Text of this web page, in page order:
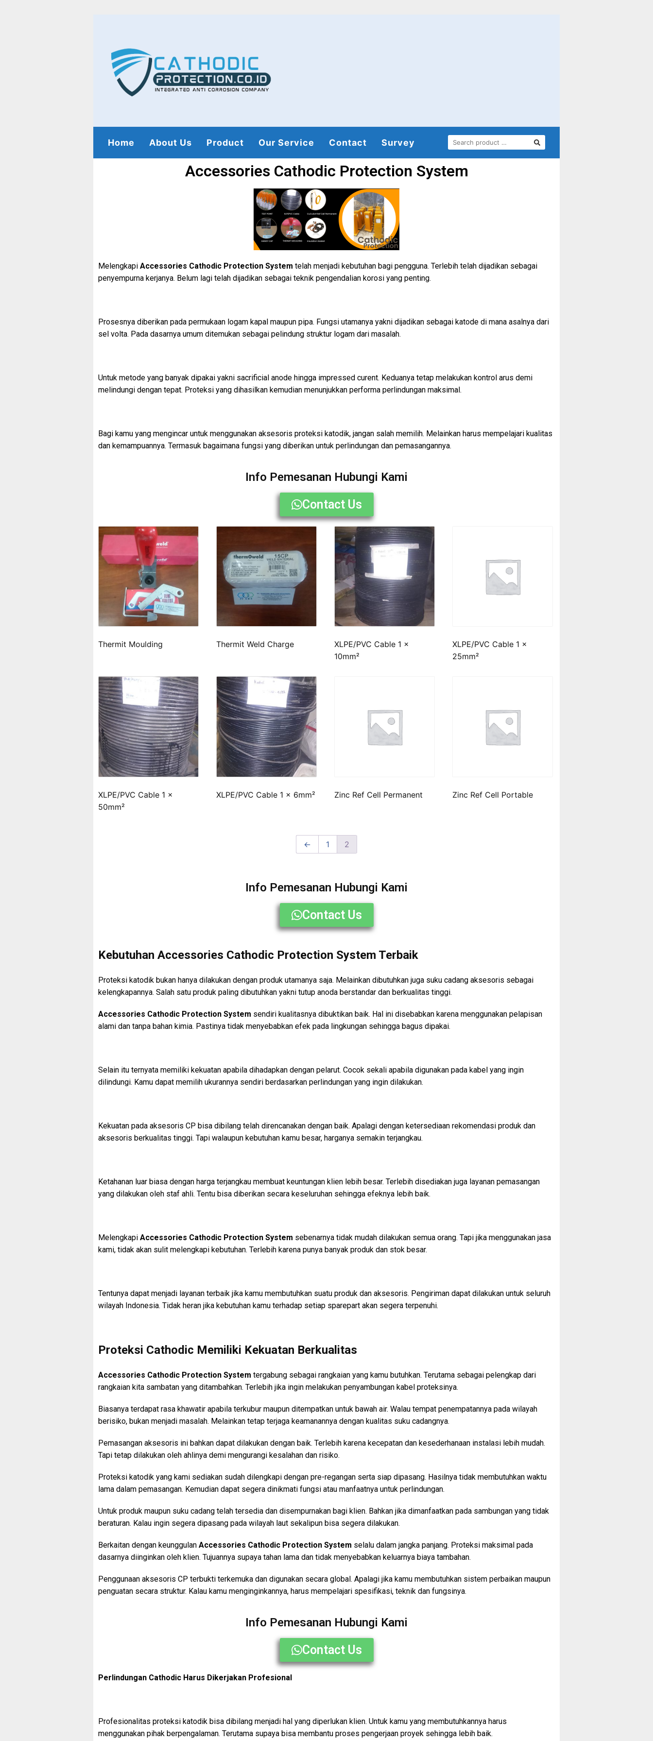
Home About Us Product Our Service Contact Survey
Accessories Cathodic Protection System
Melengkapi Accessories Cathodic Protection System telah menjadi kebutuhan bagi pengguna. Terlebih telah dijadikan sebagai
penyempurna kerjanya. Belum lagi telah dijadikan sebagai teknik pengendalian korosi yang penting.
Prosesnya diberikan pada permukaan logam kapal maupun pipa. Fungsi utamanya yakni dijadikan sebagai katode di mana asalnya dari
sel volta. Pada dasarnya umum ditemukan sebagai pelindung struktur logam dari masalah.
Untuk metode yang banyak dipakai yakni sacrificial anode hingga impressed curent. Keduanya tetap melakukan kontrol arus demi
melindungi dengan tepat. Proteksi yang dihasilkan kemudian menunjukkan performa perlindungan maksimal.
Bagi kamu yang mengincar untuk menggunakan aksesoris proteksi katodik, jangan salah memilih. Melainkan harus mempelajari kualitas
dan kemampuannya. Termasuk bagaimana fungsi yang diberikan untuk perlindungan dan pemasangannya.
Info Pemesanan Hubungi Kami
Contact Us
Thermit Moulding Thermit Weld Charge
XLPE/PVC Cable 1 x
10mm²
XLPE/PVC Cable 1 x
25mm²
XLPE/PVC Cable 1 x
50mm²
XLPE/PVC Cable 1 x 6mm² Zinc Ref Cell Permanent Zinc Ref Cell Portable
← 1 2
Info Pemesanan Hubungi Kami
Contact Us
Kebutuhan Accessories Cathodic Protection System Terbaik
Proteksi katodik bukan hanya dilakukan dengan produk utamanya saja. Melainkan dibutuhkan juga suku cadang aksesoris sebagai
kelengkapannya. Salah satu produk paling dibutuhkan yakni tutup anoda berstandar dan berkualitas tinggi.
Accessories Cathodic Protection System sendiri kualitasnya dibuktikan baik. Hal ini disebabkan karena menggunakan pelapisan
alami dan tanpa bahan kimia. Pastinya tidak menyebabkan efek pada lingkungan sehingga bagus dipakai.
Selain itu ternyata memiliki kekuatan apabila dihadapkan dengan pelarut. Cocok sekali apabila digunakan pada kabel yang ingin
dilindungi. Kamu dapat memilih ukurannya sendiri berdasarkan perlindungan yang ingin dilakukan.
Kekuatan pada aksesoris CP bisa dibilang telah direncanakan dengan baik. Apalagi dengan ketersediaan rekomendasi produk dan
aksesoris berkualitas tinggi. Tapi walaupun kebutuhan kamu besar, harganya semakin terjangkau.
Ketahanan luar biasa dengan harga terjangkau membuat keuntungan klien lebih besar. Terlebih disediakan juga layanan pemasangan
yang dilakukan oleh staf ahli. Tentu bisa diberikan secara keseluruhan sehingga efeknya lebih baik.
Melengkapi Accessories Cathodic Protection System sebenarnya tidak mudah dilakukan semua orang. Tapi jika menggunakan jasa
kami, tidak akan sulit melengkapi kebutuhan. Terlebih karena punya banyak produk dan stok besar.
Tentunya dapat menjadi layanan terbaik jika kamu membutuhkan suatu produk dan aksesoris. Pengiriman dapat dilakukan untuk seluruh
wilayah Indonesia. Tidak heran jika kebutuhan kamu terhadap setiap sparepart akan segera terpenuhi.
Proteksi Cathodic Memiliki Kekuatan Berkualitas
Accessories Cathodic Protection System tergabung sebagai rangkaian yang kamu butuhkan. Terutama sebagai pelengkap dari
rangkaian kita sambatan yang ditambahkan. Terlebih jika ingin melakukan penyambungan kabel proteksinya.
Biasanya terdapat rasa khawatir apabila terkubur maupun ditempatkan untuk bawah air. Walau tempat penempatannya pada wilayah
berisiko, bukan menjadi masalah. Melainkan tetap terjaga keamanannya dengan kualitas suku cadangnya.
Pemasangan aksesoris ini bahkan dapat dilakukan dengan baik. Terlebih karena kecepatan dan kesederhanaan instalasi lebih mudah.
Tapi tetap dilakukan oleh ahlinya demi mengurangi kesalahan dan risiko.
Proteksi katodik yang kami sediakan sudah dilengkapi dengan pre-regangan serta siap dipasang. Hasilnya tidak membutuhkan waktu
lama dalam pemasangan. Kemudian dapat segera dinikmati fungsi atau manfaatnya untuk perlindungan.
Untuk produk maupun suku cadang telah tersedia dan disempurnakan bagi klien. Bahkan jika dimanfaatkan pada sambungan yang tidak
beraturan. Kalau ingin segera dipasang pada wilayah laut sekalipun bisa segera dilakukan.
Berkaitan dengan keunggulan Accessories Cathodic Protection System selalu dalam jangka panjang. Proteksi maksimal pada
dasarnya diinginkan oleh klien. Tujuannya supaya tahan lama dan tidak menyebabkan keluarnya biaya tambahan.
Penggunaan aksesoris CP terbukti terkemuka dan digunakan secara global. Apalagi jika kamu membutuhkan sistem perbaikan maupun
penguatan secara struktur. Kalau kamu menginginkannya, harus mempelajari spesifikasi, teknik dan fungsinya.
Info Pemesanan Hubungi Kami
Contact Us
Perlindungan Cathodic Harus Dikerjakan Profesional
Profesionalitas proteksi katodik bisa dibilang menjadi hal yang diperlukan klien. Untuk kamu yang membutuhkannya harus
menggunakan pihak berpengalaman. Terutama supaya bisa membantu proses pengerjaan proyek sehingga lebih baik.